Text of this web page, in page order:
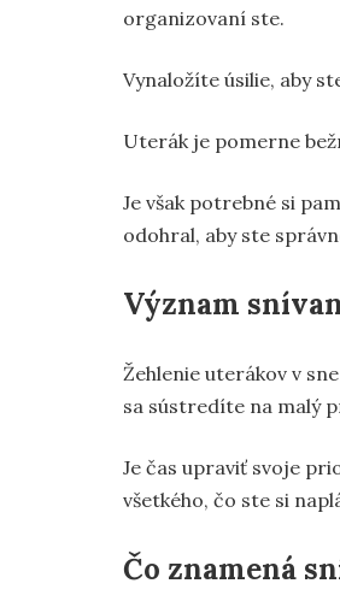
organizovaní ste.
Vynaložíte úsilie, aby
Uterák je pomerne
Je však potrebné si
odohral, aby ste
Význam
Žehlenie uterákov v
sa sústredíte na malý
Je čas upraviť svoje
všetkého, čo ste si
Čo znamená